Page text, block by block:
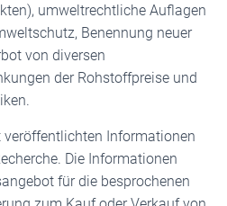
umweltrechtliche Auflagen
Benennung neuer
von diversen
der Rohstoffpreise und
veröffentlichten Informationen
Die Informationen
für die besprochenen